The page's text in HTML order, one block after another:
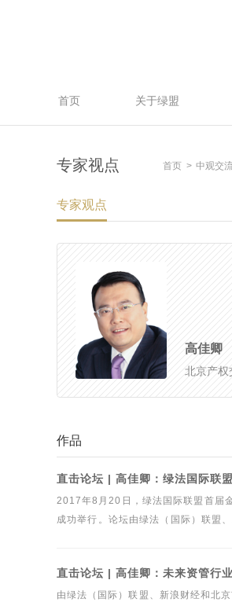
首页 关于绿盟
专家视点 首页 中观交
专家观点
高佳卿
北京产权
作品
直击论坛 | 高佳卿：绿法国际联
2017年8月20日，绿法国际联盟首届
成功举行。论坛由绿法（国际）联盟
直击论坛 | 高佳卿：未来资管行
由绿法（国际）联盟、新浪财经和北